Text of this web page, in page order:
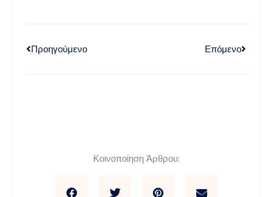
Προηγούμενο Επόμενο
Κοινοποίηση Άρθρου: